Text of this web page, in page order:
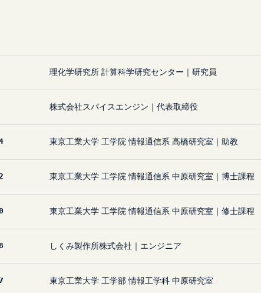
理化学研究所 計算科学研究センター｜研究員
株式会社スパイスエンジン｜代表取締役
東京工業大学 工学院 情報通信系 高橋研究室｜助教
東京工業大学 工学院 情報通信系 中原研究室｜博士課程
東京工業大学 工学院 情報通信系 中原研究室｜修士課程
しくみ製作所株式会社｜エンジニア
東京工業大学 工学部 情報工学科 中原研究室